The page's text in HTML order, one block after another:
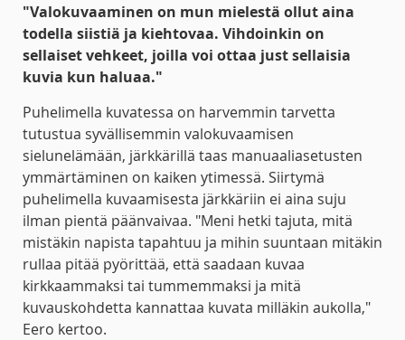
"Valokuvaaminen on mun mielestä ollut aina
todella siistiä ja kiehtovaa. Vihdoinkin on
sellaiset vehkeet, joilla voi ottaa just sellaisia
kuvia kun haluaa."
Puhelimella kuvatessa on harvemmin tarvetta
tutustua syvällisemmin valokuvaamisen
sielunelämään, järkkärillä taas manuaaliasetusten
ymmärtäminen on kaiken ytimessä. Siirtymä
puhelimella kuvaamisesta järkkäriin ei aina suju
ilman pientä päänvaivaa. "Meni hetki tajuta, mitä
mistäkin napista tapahtuu ja mihin suuntaan mitäkin
rullaa pitää pyörittää, että saadaan kuvaa
kirkkaammaksi tai tummemmaksi ja mitä
kuvauskohdetta kannattaa kuvata milläkin aukolla,"
Eero kertoo.